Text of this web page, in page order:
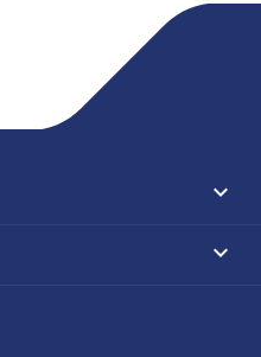

